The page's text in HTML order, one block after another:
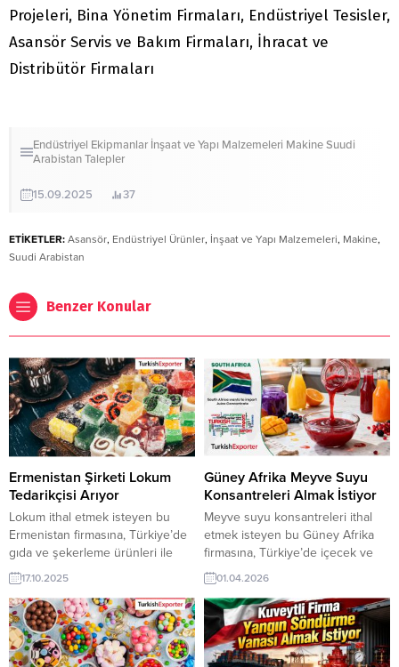
Projeleri, Bina Yönetim Firmaları, Endüstriyel Tesisler,
Asansör Servis ve Bakım Firmaları, İhracat ve
Distribütör Firmaları
Endüstriyel Ekipmanlar İnşaat ve Yapı Malzemeleri MakineSuudi
ArabistanTalepler
15.09.2025 37
ETİKETLER: Asansör, Endüstriyel Ürünler, İnşaat ve Yapı Malzemeleri, Makine,
Suudi Arabistan
Benzer Konular
Ermenistan Şirketi Lokum
Tedarikçisi Arıyor
Lokum ithal etmek isteyen bu
Ermenistan firmasına, Türkiye’de
gıda ve şekerleme ürünleri ile
lokum üreticisi veya tedarikçisi
olan ihracatçı firmalar teklif
sunabilirler. Yeni bir ihracat pazarı
fırsatı olan bu alım ilanının iletişim
bilgilerine TurkishExporter VIP
üyeleri ile TE üyelik kredisi sahibi
17.10.2025
Güney Afrika Meyve Suyu
Konsantreleri Almak İstiyor
Meyve suyu konsantreleri ithal
etmek isteyen bu Güney Afrika
firmasına, Türkiye’de içecek ve
meyve işleme teknolojileri ile
meyve suyu konsantreleri
üreticisi veya tedarikçisi olan
ihracatçı firmalar teklif sunabilirler.
Yeni bir ihracat pazarı fırsatı olan
bu alım ilanının iletişim bilgilerine
01.04.2026